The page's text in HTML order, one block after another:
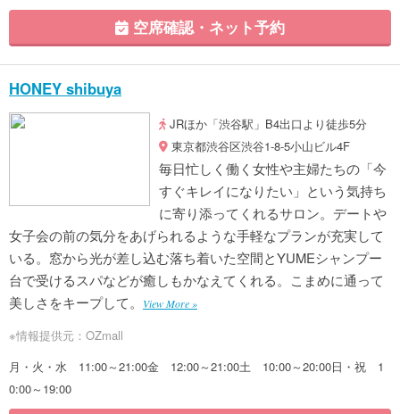
空席確認・ネット予約
HONEY shibuya
JRほか「渋谷駅」B4出口より徒歩5分
東京都渋谷区渋谷1-8-5小山ビル4F
毎日忙しく働く女性や主婦たちの「今
すぐキレイになりたい」という気持ち
に寄り添ってくれるサロン。デートや
女子会の前の気分をあげられるような手軽なプランが充実して
いる。窓から光が差し込む落ち着いた空間とYUMEシャンプー
台で受けるスパなどが癒しもかなえてくれる。こまめに通って
美しさをキープして。
View More »
※情報提供元：OZmall
月・火・水 11:00～21:00金 12:00～21:00土 10:00～20:00日・祝 1
0:00～19:00